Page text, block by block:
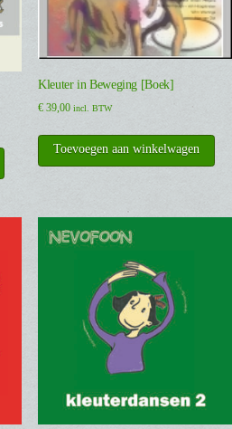
Kleuter in Beweging [Boek]
€39,00 incl. BTW
Toevoegen aan winkelwagen